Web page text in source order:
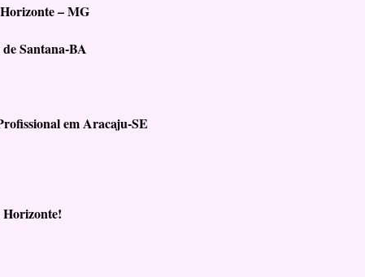
– MG
Santana-BA
em Aracaju-SE
Horizonte!